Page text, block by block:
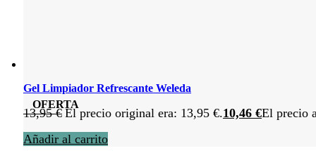
OFERTA
Gel Limpiador Refrescante Weleda
13,95€ El precio original era: 13,95 €.10,46 €El precio
Añadir al carrito